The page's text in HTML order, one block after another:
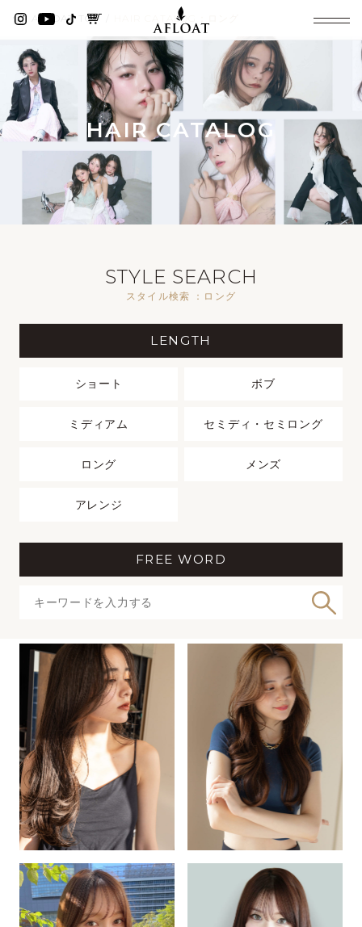
AFLOAT TOP HAIR CATALOG：ロング
HAIR CATALOG
STYLE SEARCH
スタイル検索 ：ロング
LENGTH
ショート ボブ
ミディアム セミディ・セミロング
ロング メンズ
アレンジ
FREE WORD